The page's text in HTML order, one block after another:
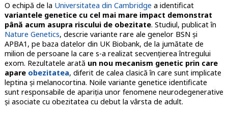
O echipă de la Universitatea din Cambridge a identificat
variantele genetice cu cel mai mare impact demonstrat
până acum asupra riscului de obezitate. Studiul, publicat în
Nature Genetics, descrie variante rare ale genelor BSN și
APBA1, pe baza datelor din UK Biobank, de la jumătate de
milion de persoane la care s-a realizat secvențierea întregului
exom. Rezultatele arată un nou mecanism genetic prin care
apare obezitatea, diferit de calea clasică în care sunt implicate
leptina și melanocortina. Noile variante genetice identificate
sunt responsabile de apariția unor fenomene neurodegenerative
și asociate cu obezitatea cu debut la vârsta de adult.